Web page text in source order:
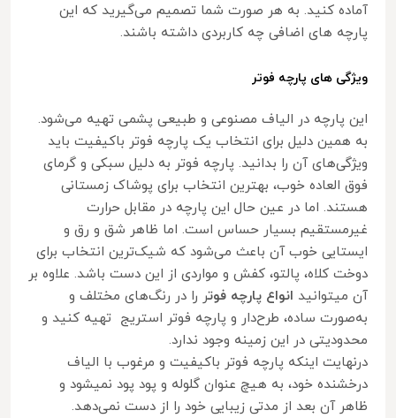
آماده کنید. به هر صورت شما تصمیم می‌گیرید که این
پارچه های اضافی چه کاربردی داشته باشند.
ویژگی های پارچه فوتر
این پارچه در الیاف مصنوعی و طبیعی پشمی تهیه می‌شود.
به همین دلیل برای انتخاب یک پارچه فوتر باکیفیت باید
ویژگی‌های آن را بدانید. پارچه فوتر به دلیل سبکی و گرمای
فوق العاده خوب، بهترین انتخاب برای پوشاک زمستانی
هستند. اما در عین حال این پارچه در مقابل حرارت
غیرمستقیم بسیار حساس است. اما ظاهر شق و رق و
ایستایی خوب آن باعث می‌شود که شیک‌ترین انتخاب برای
دوخت کلاه، پالتو، کفش و مواردی از این دست باشد. علاوه بر
آن میتوانید انواع پارچه فوتر را در رنگ‌های مختلف و
به‌صورت ساده، طرح‌دار و پارچه فوتر استریج تهیه کنید و
محدودیتی در این زمینه وجود ندارد.
درنهایت اینکه پارچه فوتر باکیفیت و مرغوب با الیاف
درخشنده خود، به هیچ عنوان گلوله و پود پود نمیشود و
ظاهر آن بعد از مدتی زیبایی خود را از دست نمی‌دهد.